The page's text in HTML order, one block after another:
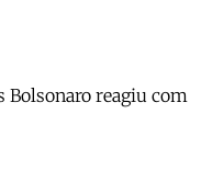
reagiu com